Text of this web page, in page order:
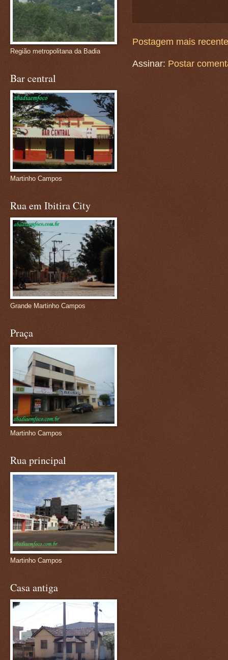
Postagem mais recente
Assinar: Postar
Região metropolitana da Badia
Bar central
Martinho Campos
Rua em Ibitira City
Grande Martinho Campos
Praça
Martinho Campos
Rua principal
Martinho Campos
Casa antiga